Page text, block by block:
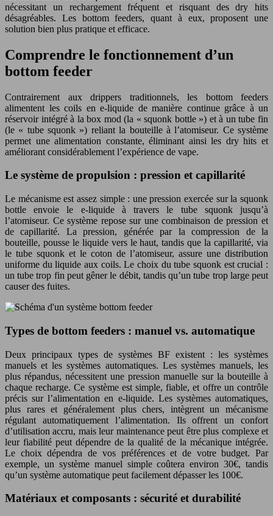
nécessitant un rechargement fréquent et risquant des dry hits
désagréables. Les bottom feeders, quant à eux, proposent une
solution bien plus pratique et efficace.
Comprendre le fonctionnement d’un
bottom feeder
Contrairement aux drippers traditionnels, les bottom feeders
alimentent les coils en e-liquide de manière continue grâce à un
réservoir intégré à la box mod (la « squonk bottle ») et à un tube fin
(le « tube squonk ») reliant la bouteille à l’atomiseur. Ce système
permet une alimentation constante, éliminant ainsi les dry hits et
améliorant considérablement l’expérience de vape.
Le système de propulsion : pression et capillarité
Le mécanisme est assez simple : une pression exercée sur la squonk
bottle envoie le e-liquide à travers le tube squonk jusqu’à
l’atomiseur. Ce système repose sur une combinaison de pression et
de capillarité. La pression, générée par la compression de la
bouteille, pousse le liquide vers le haut, tandis que la capillarité, via
le tube squonk et le coton de l’atomiseur, assure une distribution
uniforme du liquide aux coils. Le choix du tube squonk est crucial :
un tube trop fin peut gêner le débit, tandis qu’un tube trop large peut
causer des fuites.
Types de bottom feeders : manuel vs. automatique
Deux principaux types de systèmes BF existent : les systèmes
manuels et les systèmes automatiques. Les systèmes manuels, les
plus répandus, nécessitent une pression manuelle sur la bouteille à
chaque recharge. Ce système est simple, fiable, et offre un contrôle
précis sur l’alimentation en e-liquide. Les systèmes automatiques,
plus rares et généralement plus chers, intègrent un mécanisme
régulant automatiquement l’alimentation. Ils offrent un confort
d’utilisation accru, mais leur maintenance peut être plus complexe et
leur fiabilité peut dépendre de la qualité de la mécanique intégrée.
Le choix dépendra de vos préférences et de votre budget. Par
exemple, un système manuel simple coûtera environ 30€, tandis
qu’un système automatique peut facilement dépasser les 100€.
Matériaux et composants : sécurité et durabilité